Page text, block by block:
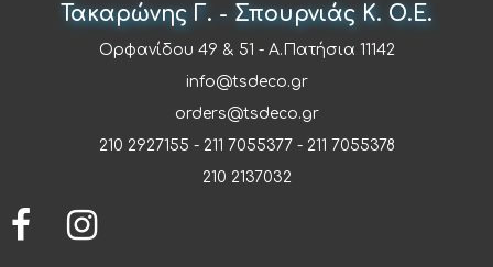
Τακαρώνης Γ. - Σπουρνιάς Κ. Ο.Ε.
Ορφανίδου 49 & 51 - Α.Πατήσια 11142
info@tsdeco.gr
orders@tsdeco.gr
210 2927155 - 211 7055377- 211 7055378
210 2137032